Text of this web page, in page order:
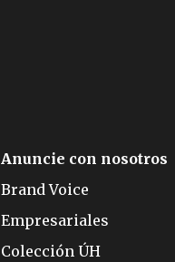
Anuncie con nosotros
Brand Voice
Empresariales
Colección ÚH